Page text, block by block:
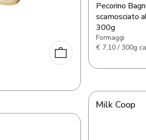
Pecorino
scamosciato
300g
Formaggi
€ 7,10 / 300g
Milk Coop